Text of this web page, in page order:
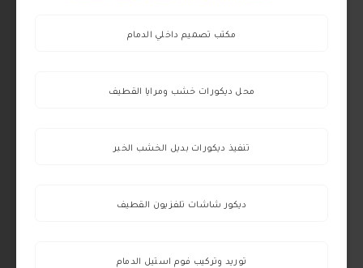
مكتب تصميم داخلي الدمام
محل ديكورات خشب ومرايا القطيف
تنفيذ ديكورات بديل الخشب الخبر
ديكور شاشات تلفزيون القطيف
توريد وتركيب فوم استيل الدمام